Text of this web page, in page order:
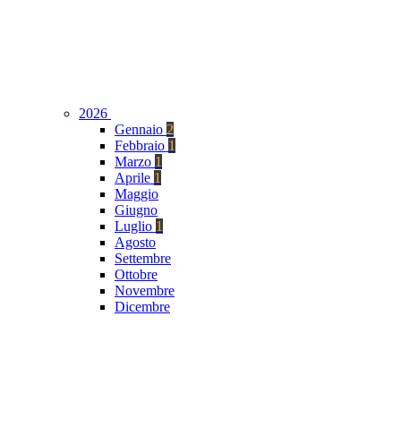
2026
Gennaio 2
Febbraio 1
Marzo 1
Aprile 1
Maggio
Giugno
Luglio 1
Agosto
Settembre
Ottobre
Novembre
Dicembre